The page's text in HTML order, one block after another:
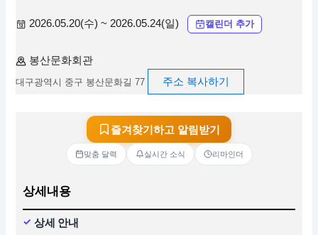
2026.05.20(수) ~ 2026.05.24(일) 캘린더 추가
봉산문화회관
대구광역시 중구 봉산문화길 77 주소 복사하기
즐겨찾기하고 알림받기
맞춤 달력 실시간 소식 리마인더
상세내용
상세 안내